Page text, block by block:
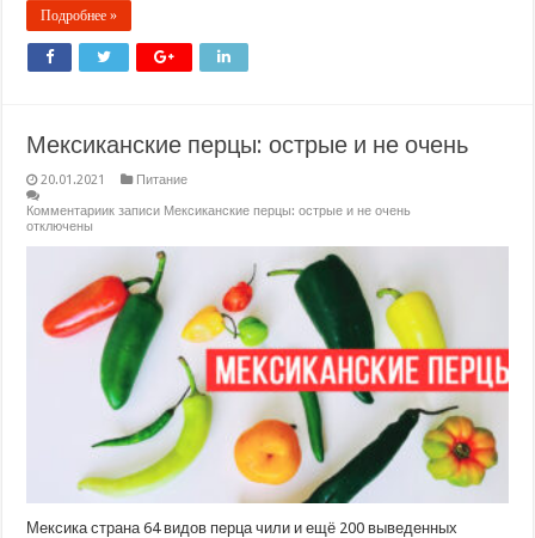
Подробнее »
Мексиканские перцы: острые и не очень
20.01.2021
Питание
Комментариик записи Мексиканские перцы: острые и не очень
отключены
Мексика страна 64 видов перца чили и ещё 200 выведенных